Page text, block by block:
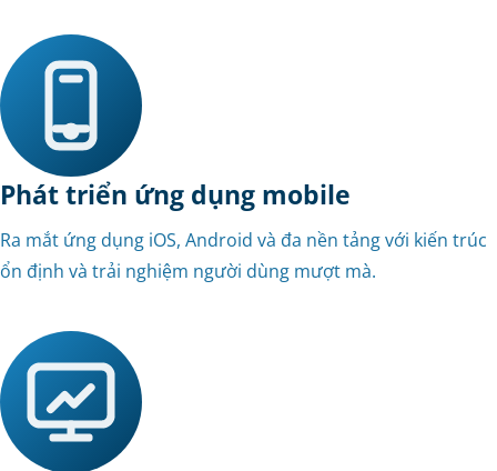
Phát triển ứng dụng mobile
Ra mắt ứng dụng iOS, Android và đa nền tảng với kiến trúc
ổn định và trải nghiệm người dùng mượt mà.